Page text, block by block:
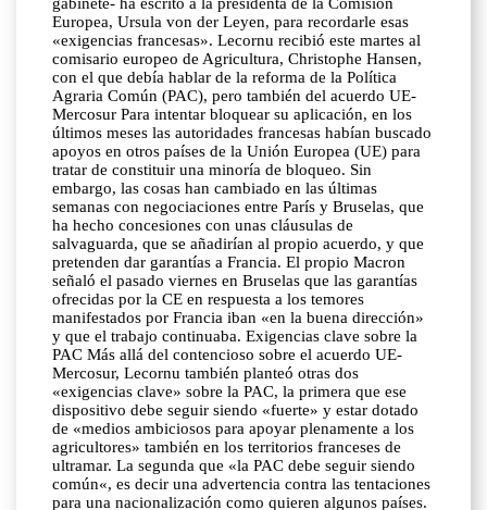
Europea, Ursula von der Leyen, para recordarle esas
«exigencias francesas». Lecornu recibió este martes al
comisario europeo de Agricultura, Christophe Hansen,
con el que debía hablar de la reforma de la Política
Agraria Común (PAC), pero también del acuerdo UE-
Mercosur Para intentar bloquear su aplicación, en los
últimos meses las autoridades francesas habían buscado
apoyos en otros países de la Unión Europea (UE) para
tratar de constituir una minoría de bloqueo. Sin
embargo, las cosas han cambiado en las últimas
semanas con negociaciones entre París y Bruselas, que
ha hecho concesiones con unas cláusulas de
salvaguarda, que se añadirían al propio acuerdo, y que
pretenden dar garantías a Francia. El propio Macron
señaló el pasado viernes en Bruselas que las garantías
ofrecidas por la CE en respuesta a los temores
manifestados por Francia iban «en la buena dirección»
y que el trabajo continuaba. Exigencias clave sobre la
PAC Más allá del contencioso sobre el acuerdo UE-
Mercosur, Lecornu también planteó otras dos
«exigencias clave» sobre la PAC, la primera que ese
dispositivo debe seguir siendo «fuerte» y estar dotado
de «medios ambiciosos para apoyar plenamente a los
agricultores» también en los territorios franceses de
ultramar. La segunda que «la PAC debe seguir siendo
común«, es decir una advertencia contra las tentaciones
para una nacionalización como quieren algunos países.